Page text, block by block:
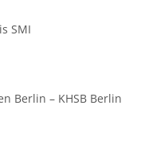
SMI
Berlin – KHSB Berlin